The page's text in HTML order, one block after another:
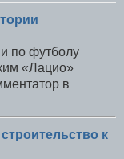
по футболу
«Лацио»
в
к